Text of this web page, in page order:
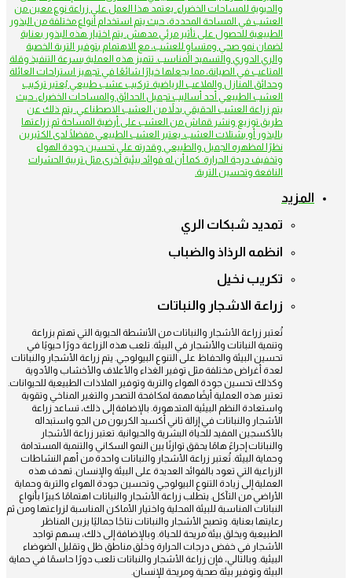
والحيوية للمساحات الخضراء. يعتمد هذا العمل على زراعة نوع معين من
العشب في المساحة المحددة، حيث يتم استخدام أنواع مختلفة من البذور
الطبيعية للحصول على تأثير مرئي مدهش. يتم اختيار هذه البذور بعناية
لضمان نمو صحي ومتساوٍ للعشب، مع الاهتمام بتوفير التربة الخصبة
والري الدوري والتسميد المناسب. تتميز هذه العملية بسرعة التنفيذ وقلة
المتاعب في الصيانة، مما يجعلها خيارًا شائعًا في تجهيز استراحات العائلة
وحدائق المنازل والملاعب الرياضية. تركيب عشب طبيعي يُعتبر تركيب
العشب الطبيعي أحد أساليب تجميل الحدائق والمساحات الخضراء، حيث
يتم زراعة العشب الحقيقي بدلاً من العشب الاصطناعي. يتم ذلك عن
طريق توزيع ونشر قماش من العشب على أرضية المساحة ثم زراعتها
بالبذور أو بشتلات العشب. يعتبر العشب الطبيعي مفضلًا لدى الكثيرين
نظرًا لمظهره الجميل والطبيعي وقدرته على تحسين جودة الهواء
وتخفيف درجة الحرارة. كما أن له فوائد بيئية أخرى مثل تربية الحشرات
النافعة وتحسين التربة.
المزيد
تمديد شبكات الري
انظمه الرذاذ والضباب
تكريب نخيل
زراعة الاشجار والنباتات
تُعتبر زراعة الأشجار والنباتات من الأنشطة الحيوية التي تهتم بزراعة
وتنمية النباتات والأشجار في البيئة. تلعب هذه الزراعة دورًا حيويًا في
تحسين البيئة والحفاظ على التنوع البيولوجي. يتم زراعة الأشجار والنباتات
لعدة أغراض مختلفة مثل توفير الغذاء والأعلاف والأخشاب والأدوية
وكذلك تحسين جودة الهواء والتربة وتوفير الملاذات الطبيعية للحيوانات.
تعتبر هذه العملية أيضًا مهمة لمكافحة التصحر والتغير المناخي وتقوية
واستعادة النظم البيئية المتدهورة. بالإضافة إلى ذلك، تساعد زراعة
الأشجار والنباتات في إزالة ثاني أكسيد الكربون من الجو واستبداله
بالأكسجين المفيد للحياة البشرية والحيوانية. تعتبر زراعة الأشجار
والنباتات إجراءً هامًا يحقق توازنًا بين النمو السكاني والتنمية المستدامة
وحماية البيئة. تُعتبر زراعة الأشجار والنباتات واحدة من أهم النشاطات
الزراعية التي تعود بالفوائد العديدة على البيئة والإنسان. تهدف هذه
العملية إلى زيادة التنوع البيولوجي وتحسين جودة الهواء والتربة وحماية
الأراضي من التآكل. يتطلب زراعة الأشجار والنباتات اهتمامًا كبيرًا بأنواع
النباتات المناسبة للبيئة المحلية واختيار الأماكن المناسبة لزراعتها ومن ثم
رعايتها بعناية. وتصبح الأشجار والنباتات نتاجًا جماليًا يزين المناظر
الطبيعية ويخلق بيئة مريحة للحياة. وبالإضافة إلى ذلك، يسهم تواجد
الأشجار في خفض درجات الحرارة وخلق مناطق ظل وتقليل الضوضاء
البيئية. وبالتالي، فإن زراعة الأشجار والنباتات تلعب دورًا حاسمًا في حماية
البيئة وتوفير بيئة صحية ومريحة للإنسان.